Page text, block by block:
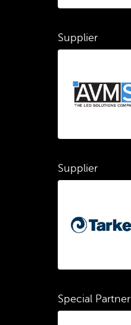
Supplier
Supplier
Special Partner